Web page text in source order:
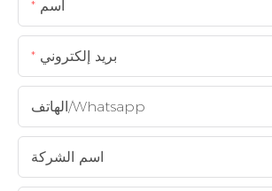
اسم
بريد إلكتروني
الهاتف/whatsapp
اسم الشركة